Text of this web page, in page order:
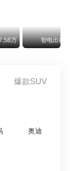
万 智电出行
爆款SUV
奥迪